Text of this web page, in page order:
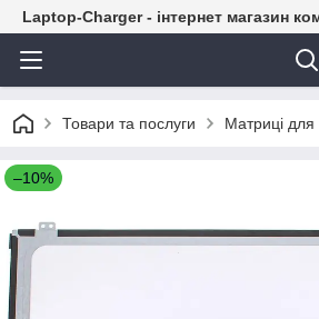
Laptop-Charger - інтернет магазин
Товари та послуги Матриці для
–10%